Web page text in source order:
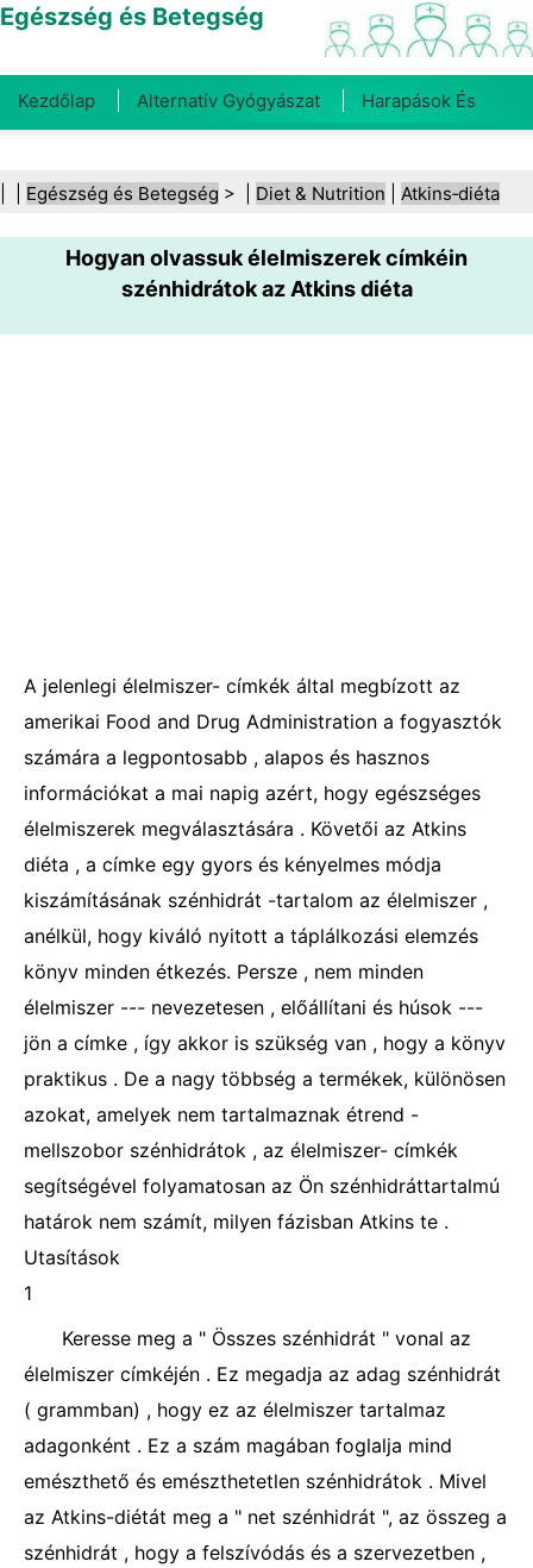
Egészség és Betegség
Kezdőlap Alternatív Gyógyászat Harapások És
Fogegészség Diéta És Táplálkozás Családi
Egészség Egészségügyi Ágazat Mentális Egészség
Egészség és Betegség > | Diet & Nutrition Atkins‑diéta
Hogyan olvassuk élelmiszerek címkéin
szénhidrátok az Atkins diéta
A jelenlegi élelmiszer- címkék által megbízott az
amerikai Food and Drug Administration a fogyasztók
számára a legpontosabb , alapos és hasznos
információkat a mai napig azért, hogy egészséges
élelmiszerek megválasztására . Követői az Atkins
diéta , a címke egy gyors és kényelmes módja
kiszámításának szénhidrát -tartalom az élelmiszer ,
anélkül, hogy kiváló nyitott a táplálkozási elemzés
könyv minden étkezés. Persze , nem minden
élelmiszer --- nevezetesen , előállítani és húsok ---
jön a címke , így akkor is szükség van , hogy a könyv
praktikus . De a nagy többség a termékek, különösen
azokat, amelyek nem tartalmaznak étrend -
mellszobor szénhidrátok , az élelmiszer- címkék
segítségével folyamatosan az Ön szénhidráttartalmú
határok nem számít, milyen fázisban Atkins te .
Utasítások
1
Keresse meg a " Összes szénhidrát " vonal az
élelmiszer címkéjén . Ez megadja az adag szénhidrát
( grammban) , hogy ez az élelmiszer tartalmaz
adagonként . Ez a szám magában foglalja mind
emészthető és emészthetetlen szénhidrátok . Mivel
az Atkins-diétát meg a " net szénhidrát ", az összeg a
szénhidrát , hogy a felszívódás és a szervezetben ,